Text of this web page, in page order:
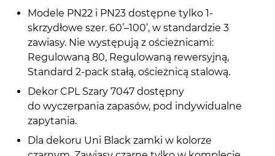
Modele PN22 i PN23 dostępne tylko 1-
skrzydłowe szer. 60’–100’, w standardzie 3
zawiasy. Nie występują z ościeżnicami:
Regulowaną 80, Regulowaną rewersyjną,
Standard 2-pack stałą, ościeżnicą stalową.
Dekor CPL Szary 7047 dostępny
do wyczerpania zapasów, pod indywidualne
zapytania.
Dla dekoru Uni Black zamki w kolorze